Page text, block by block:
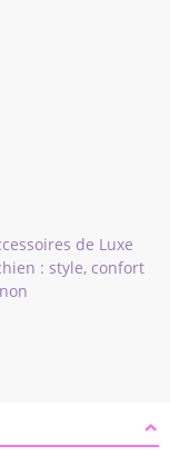
de Luxe
: style, confort